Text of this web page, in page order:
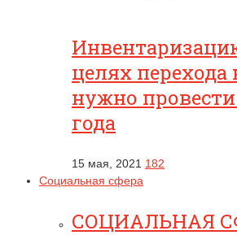
целях перехода
нужно
года
15 мая, 2021 182
Социальная сфера
СОЦИАЛЬНАЯ